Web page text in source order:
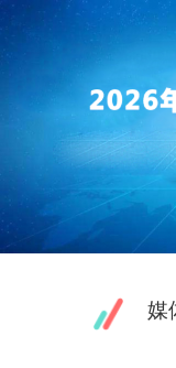
媒